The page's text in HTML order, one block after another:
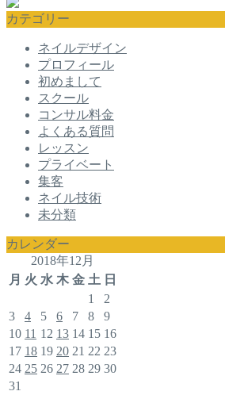
カテゴリー
ネイルデザイン
プロフィール
初めまして
スクール
コンサル料金
よくある質問
レッスン
プライベート
集客
ネイル技術
未分類
カレンダー
2018年12月
月 火 水 木 金 土 日
1
2
3
4 5 6 7 8
9
10 11 12 13 14 15 16
17 18 19 20 21 22 23
24 25 26 27 28 29 30
31